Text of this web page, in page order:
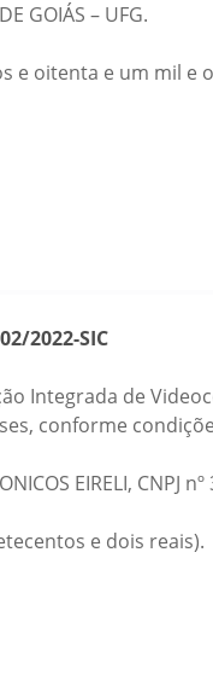
GOIÁS – UFG.
e oitenta e um mil e
2022-SIC
Integrada de
conforme
EIRELI, CNPJ
e dois reais).